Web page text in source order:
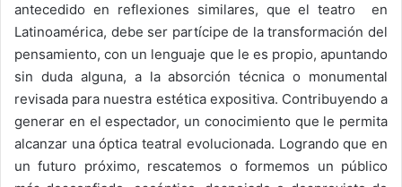
antecedido en reflexiones similares, que el teatro en
Latinoamérica, debe ser partícipe de la transformación del
pensamiento, con un lenguaje que le es propio, apuntando
sin duda alguna, a la absorción técnica o monumental
revisada para nuestra estética expositiva. Contribuyendo a
generar en el espectador, un conocimiento que le permita
alcanzar una óptica teatral evolucionada. Logrando que en
un futuro próximo, rescatemos o formemos un público